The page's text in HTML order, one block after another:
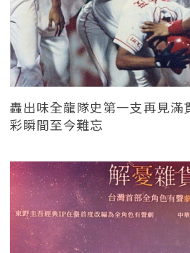
轟出味全龍隊史第一支再見
彩瞬間至今難忘